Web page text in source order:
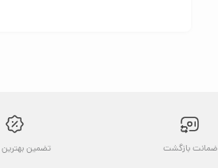
گوش داشته باشید. اگر گوش‌هایتان را سوراخ
سلیقه‌های خاص بسیار مناسب هستند و مدل‌های
ضمانت بازگشت تضمین